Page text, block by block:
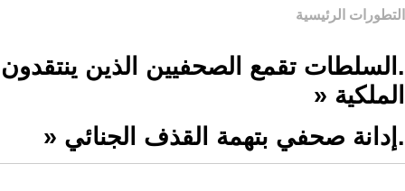
التطورات الرئيسية
.السلطات تقمع الصحفيين الذين ينتقدون
الملكية «
.إدانة صحفي بتهمة القذف الجنائي «